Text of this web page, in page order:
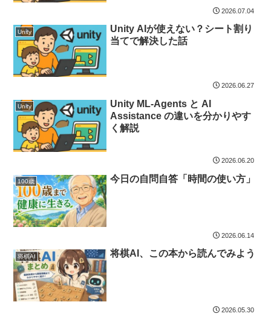
2026.07.04
Unity
Unity AIが使えない？シート割り
当てで解決した話
2026.06.27
Unity
Unity ML-Agents と AI
Assistance の違いを分かりやす
く解説
2026.06.20
100歳 今日の自問自答「時間の使い方」
2026.06.14
将棋AI 将棋AI、この本から読んでみよう
2026.05.30